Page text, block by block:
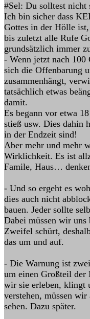
#Sel: Du solltest nicht
Ich bin sicher dass
Gottes in der Hölle
bis zuletzt alle Rufe
grundsätzlich immer
- Wenn jetzt nach 100
sich die Offenbarung
zusammenhängt,
tatsächlich etwas
damit.
Es begann vor etwa
stieß usw. Dies dahin
in der Endzeit sind!
Aber mehr und mehr
Wirklichkeit. Es ist
Famile, Haus…
- Und so ergeht es
dies auch nicht
bauen. Jeder sollte
Dabei müssen wir uns
Zweifel schürt,
das um und auf.
- Die Warnung ist
um einen Großteil der
wir sie erleben, klingt
verstehen, müssen
sehen. Dazu später.